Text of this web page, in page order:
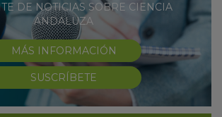
DE NOTICIAS SOBRE CIENCIA
ANDALUZA
MÁS INFORMACIÓN
SUSCRÍBETE